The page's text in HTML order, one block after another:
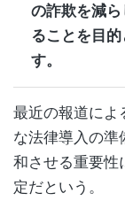
の詐欺を減
ることを目
す。
最近の報道によ
な法律導入の
和させる重要性
定だという。